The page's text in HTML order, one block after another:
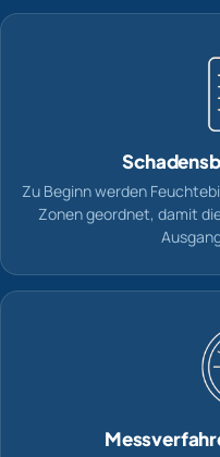
Zu Beginn werden
Zonen geordnet, damit